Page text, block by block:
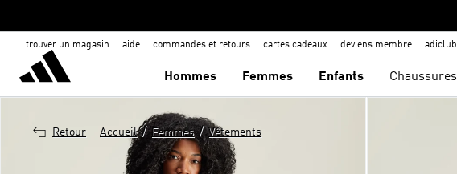
trouver un magasin aide commandes et retours cartes cadeaux deviens membre adiclub
Hommes Femmes Enfants Chaussures
Retour Accueil / Femmes / Vêtements